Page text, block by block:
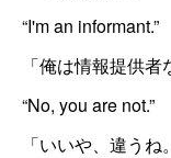
“I'm an informant.”
「俺は情報提供者
“No, you are not.”
「いいや、違うね